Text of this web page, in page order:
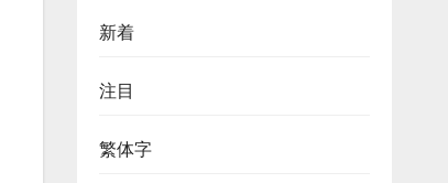
新着
注目
繁体字